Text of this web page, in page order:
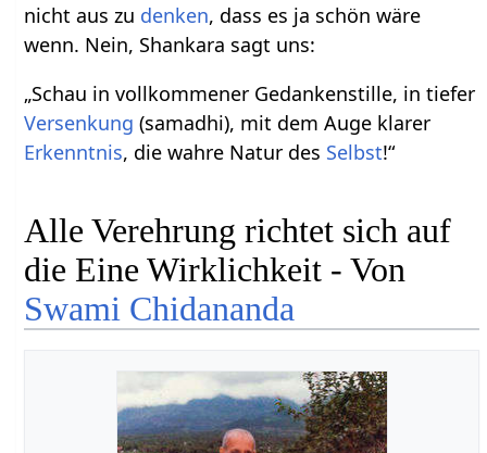
nicht aus zu denken, dass es ja schön wäre
wenn. Nein, Shankara sagt uns:
„Schau in vollkommener Gedankenstille, in tiefer
Versenkung (samadhi), mit dem Auge klarer
Erkenntnis, die wahre Natur des Selbst!“
Alle Verehrung richtet sich auf
die Eine Wirklichkeit - Von
Swami Chidananda